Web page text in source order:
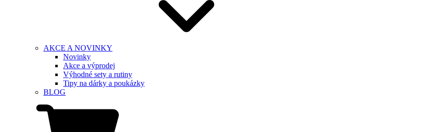
AKCE A NOVINKY
Novinky
Akce a výprodej
Výhodné sety a rutiny
Tipy na dárky a poukázky
BLOG